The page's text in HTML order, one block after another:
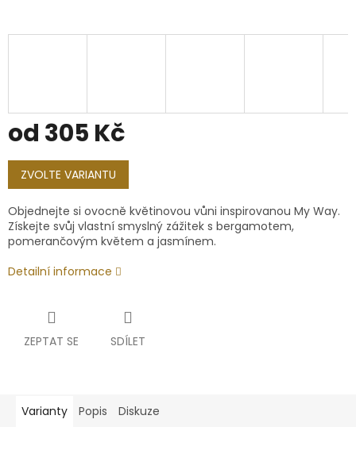
od 305 Kč
Měrná
cena:
ZVOLTE VARIANTU
Objednejte si ovocně květinovou vůni inspirovanou My Way.
Získejte svůj vlastní smyslný zážitek s bergamotem,
pomerančovým květem a jasmínem.
Detailní informace
ZEPTAT SE SDÍLET
Varianty Popis Diskuze